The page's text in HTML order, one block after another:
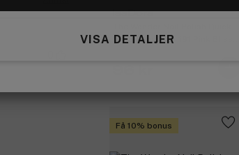
VISA DETALJER
IsaDora
Dry & Longwear 191 Pink Bliss 5
Få 10% bonus